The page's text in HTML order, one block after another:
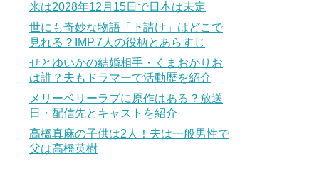
米は2028年12月15日で日本は未定
世にも奇妙な物語「下請け」はどこで
見れる？IMP.7人の役柄とあらすじ
せとゆいかの結婚相手・くまおかりお
は誰？夫もドラマーで活動歴を紹介
メリーベリーラブに原作はある？放送
日・配信先とキャストを紹介
高橋真麻の子供は2人！夫は一般男性で
父は高橋英樹